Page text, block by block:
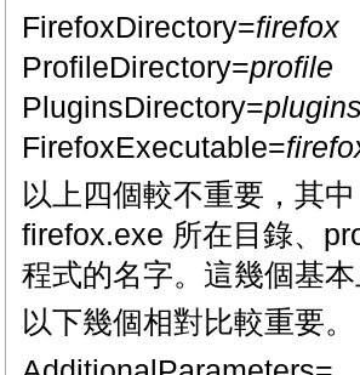
FirefoxDirectory=firefox
ProfileDirectory=profile
PluginsDirectory=
FirefoxExecutable=
以上四個較不重要，其
firefox.exe 所在目錄、
程式的名字。這幾個基
以下幾個相對比較重要。